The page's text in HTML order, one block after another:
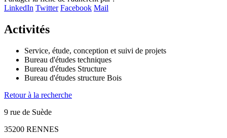
+
−
LinkedIn Twitter Facebook Mail
Activités
Service, étude, conception et suivi de projets
Bureau d'études techniques
Bureau d'études Structure
Bureau d'études structure Bois
Retour à la recherche
9 rue de Suède
35200 RENNES